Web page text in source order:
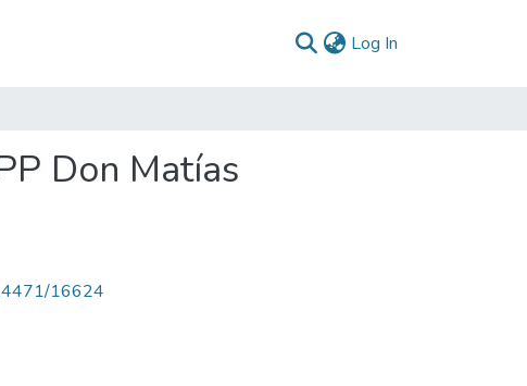
Log In
Don Matías
16624